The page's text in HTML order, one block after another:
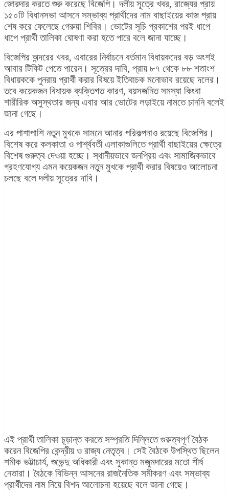
জোরদার করতে শুরু করেছে বিজেপি। দলীয় সূত্রে খবর, রাজ্যের প্রায়
১৫০টি বিধানসভা আসনে সম্ভাব্য প্রার্থীদের নাম বাছাইয়ের কাজ প্রায়
শেষ করে ফেলেছে গেরুয়া শিবির। ভোটের সূচি প্রকাশের পরই ধাপে
ধাপে প্রার্থী তালিকা ঘোষণা করা হতে পারে বলে জানা যাচ্ছে।
বিজেপির অন্দরের খবর, এবারের নির্বাচনে বর্তমান বিধায়কদের বড় অংশই
আবার টিকিট পেতে পারেন। সূত্রের দাবি, প্রায় ৮৭ থেকে ৮৮ শতাংশ
বিধায়ককে পুনরায় প্রার্থী করার বিষয়ে ইতিবাচক মনোভাব রয়েছে দলের।
তবে কয়েকজন বিধায়ক ব্যক্তিগত কারণ, বয়সজনিত সমস্যা কিংবা
শারীরিক অসুস্থতার জন্য এবার আর ভোটের লড়াইয়ে নামতে চাননি বলেই
জানা গেছে।
এর পাশাপাশি নতুন মুখকে সামনে আনার পরিকল্পনাও রয়েছে বিজেপির।
বিশেষ করে কলকাতা ও পার্শ্ববর্তী এলাকাগুলিতে প্রার্থী বাছাইয়ের ক্ষেত্রে
বিশেষ গুরুত্ব দেওয়া হচ্ছে। স্থানীয়ভাবে জনপ্রিয় এবং সামাজিকভাবে
গ্রহণযোগ্য এমন কয়েকজন নতুন মুখকে প্রার্থী করার বিষয়েও আলোচনা
চলছে বলে দলীয় সূত্রের দাবি।
এই প্রার্থী তালিকা চূড়ান্ত করতে সম্প্রতি দিল্লিতে গুরুত্বপূর্ণ বৈঠক
করেন বিজেপির কেন্দ্রীয় ও রাজ্য নেতৃত্ব। সেই বৈঠকে উপস্থিত ছিলেন
শমীক ভট্টাচার্য, শুভেন্দু অধিকারী এবং সুকান্ত মজুমদারের মতো শীর্ষ
নেতারা। বৈঠকে বিভিন্ন আসনের রাজনৈতিক সমীকরণ এবং সম্ভাব্য
প্রার্থীদের নাম নিয়ে বিশদ আলোচনা হয়েছে বলে জানা গেছে।